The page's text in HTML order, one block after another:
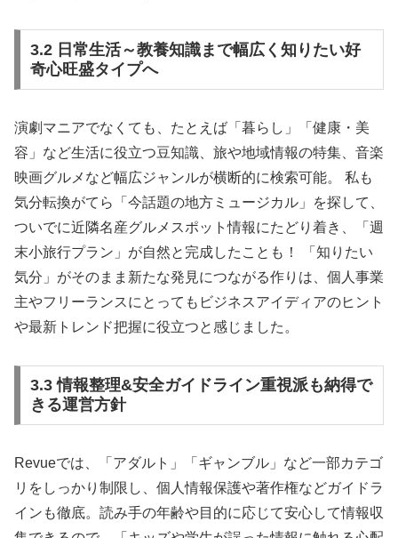
3.2 日常生活～教養知識まで幅広く知りたい好
奇心旺盛タイプへ
演劇マニアでなくても、たとえば「暮らし」「健康・美
容」など生活に役立つ豆知識、旅や地域情報の特集、音楽
映画グルメなど幅広ジャンルが横断的に検索可能。 私も
気分転換がてら「今話題の地方ミュージカル」を探して、
ついでに近隣名産グルメスポット情報にたどり着き、「週
末小旅行プラン」が自然と完成したことも！ 「知りたい
気分」がそのまま新たな発見につながる作りは、個人事業
主やフリーランスにとってもビジネスアイディアのヒント
や最新トレンド把握に役立つと感じました。
3.3 情報整理&安全ガイドライン重視派も納得で
きる運営方針
Revueでは、「アダルト」「ギャンブル」など一部カテゴ
リをしっかり制限し、個人情報保護や著作権などガイドラ
インも徹底。読み手の年齢や目的に応じて安心して情報収